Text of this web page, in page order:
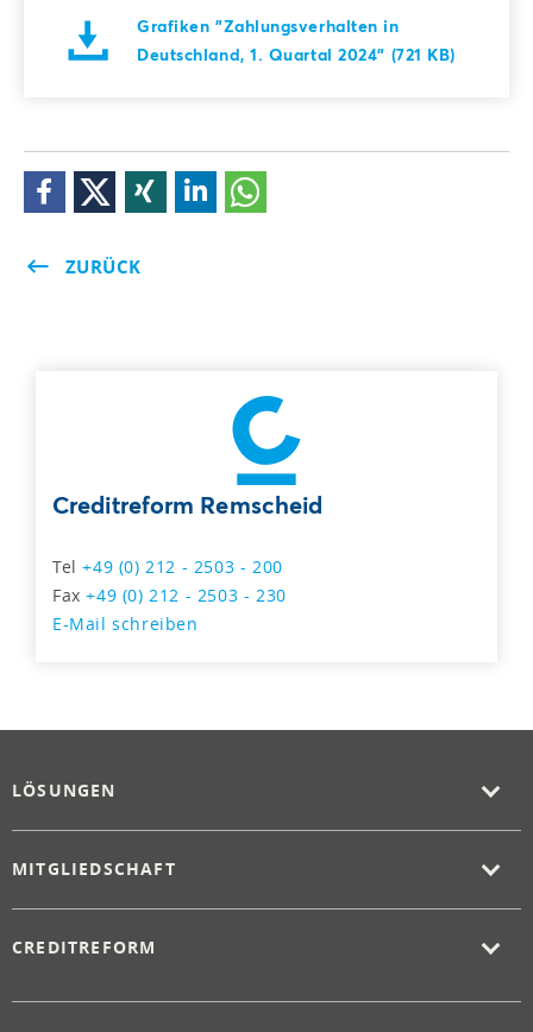
Grafiken "Zahlungsverhalten in
Deutschland, 1. Quartal 2024" (721 KB)
ZURÜCK
Creditreform Remscheid
Tel+49 (0) 212 - 2503 - 200
Fax+49 (0) 212 - 2503 - 230
E-Mail schreiben
LÖSUNGEN
MITGLIEDSCHAFT
CREDITREFORM